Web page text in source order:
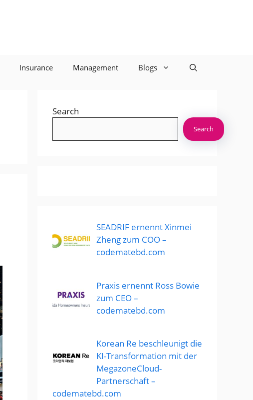
Insurance Management Blogs
Search
Search
SEADRIF ernennt Xinmei
Zheng zum COO –
codematebd.com
Praxis ernennt Ross Bowie
zum CEO –
codematebd.com
Korean Re beschleunigt die
KI-Transformation mit der
MegazoneCloud-
Partnerschaft –
codematebd.com